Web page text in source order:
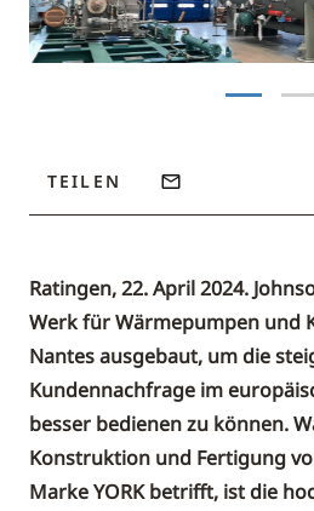
TEILEN
Ratingen, 22. April 2024.
Werk für Wärmepumpen und
Nantes ausgebaut, um die
Kundennachfrage im
besser bedienen zu können.
Konstruktion und Fertigung
Marke YORK betrifft, ist die